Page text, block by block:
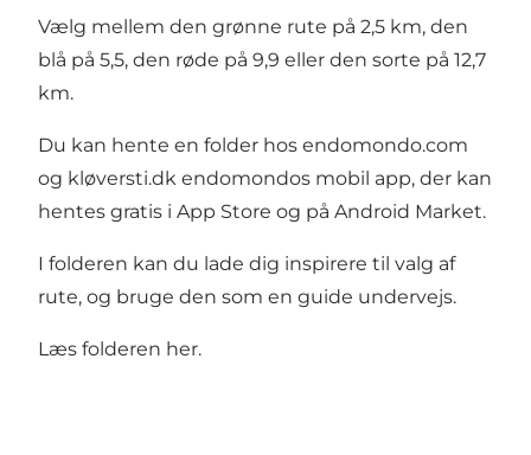
Vælg mellem den grønne rute på 2,5 km, den
blå på 5,5, den røde på 9,9 eller den sorte på 12,7
km.
Du kan hente en folder hos endomondo.com
og kløversti.dk endomondos mobil app, der kan
hentes gratis i App Store og på Android Market.
I folderen kan du lade dig inspirere til valg af
rute, og bruge den som en guide undervejs.
Læs folderen her.